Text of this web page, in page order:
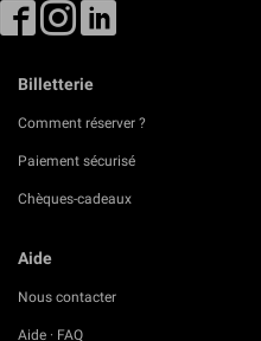
Billetterie
Comment réserver ?
Paiement sécurisé
Chèques-cadeaux
Aide
Nous contacter
Aide · FAQ